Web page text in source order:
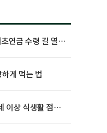
연금 수령 길 열린
게 먹는 법
이상 식생활 점수